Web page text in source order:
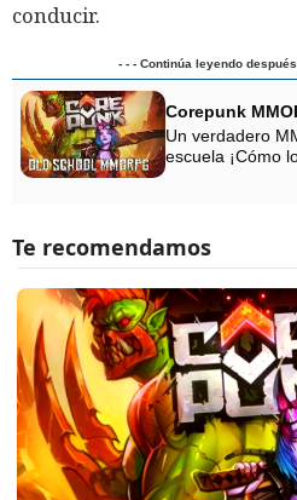
conducir.
- - - Continúa leyendo
Corepunk
Un verdadero
escuela ¡Cómo